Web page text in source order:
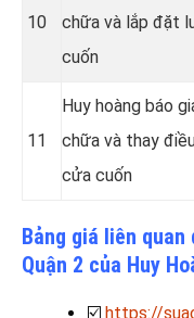
10
chữa và lắp đặt
cuốn
11
Huy hoàng báo
chữa và thay
cửa cuốn
Bảng giá liên
Quận 2 của Huy
☑️ https://